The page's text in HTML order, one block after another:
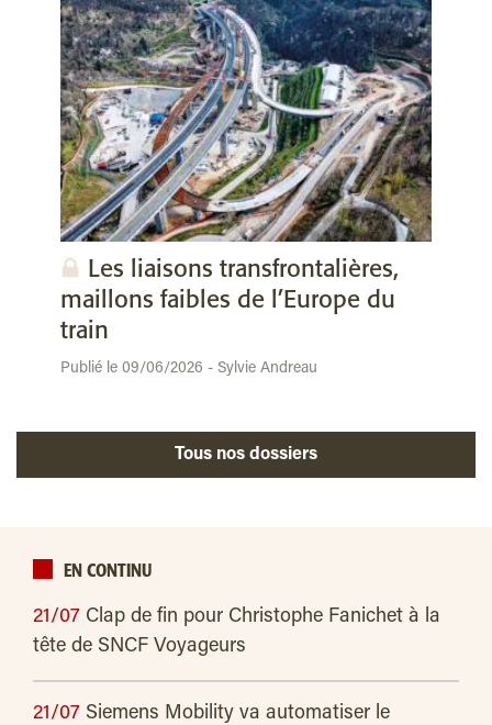
Les liaisons transfrontalières,
maillons faibles de l’Europe du
train
Publié le 09/06/2026 - Sylvie Andreau
Tous nos dossiers
EN CONTINU
21/07 Clap de fin pour Christophe Fanichet à la
tête de SNCF Voyageurs
21/07 Siemens Mobility va automatiser le